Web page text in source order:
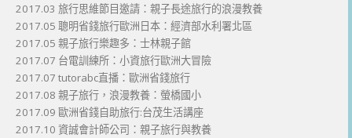
2017.03 旅行思維節目邀請：親子長途旅行的浪漫教養
2017.05 聰明省錢旅行歐洲日本：經濟部水利署北區
2017.05 親子旅行樂趣多：士林親子館
2017.07 台電訓練所：小資旅行歐洲大冒險
2017.07 tutorabc直播：歐洲省錢旅行
2017.08 親子旅行，浪漫教養：螢橋國小
2017.09 歐洲省錢自助旅行:台茂生活講座
2017.10 資誠會計師公司：親子旅行與教養